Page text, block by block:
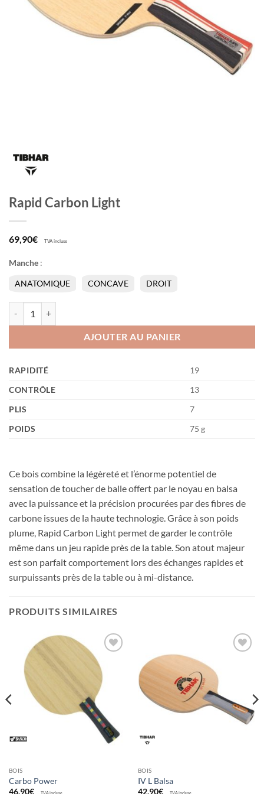
Rapid Carbon Light
69,90€ TVA incluse
Manche :
ANATOMIQUE CONCAVE DROIT
AJOUTER AU PANIER
RAPIDITÉ
19
CONTRÔLE
13
PLIS
7
POIDS
75 g
Ce bois combine la légèreté et l’énorme potentiel de
sensation de toucher de balle offert par le noyau en balsa
avec la puissance et la précision procurées par des fibres de
carbone issues de la haute technologie. Grâce à son poids
plume, Rapid Carbon Light permet de garder le contrôle
même dans un jeu rapide près de la table. Son atout majeur
est son parfait comportement lors des échanges rapides et
surpuissants près de la table ou à mi-distance.
PRODUITS SIMILAIRES
Ajouter
aux
souhaits
BOIS
Carbo Power
46,90€ TVA incluse
BOIS
IV L Balsa
42,90€ TVA incluse